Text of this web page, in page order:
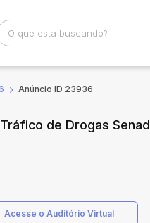
Categoria
Anúncio ID 23936
de Drogas Senad
Acesse o Auditório Virtual